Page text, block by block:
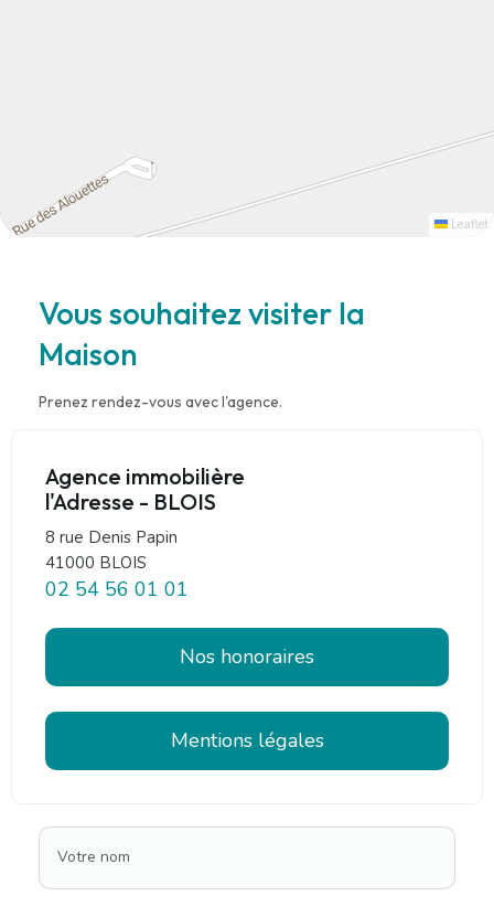
Leaflet
Vous souhaitez visiter la
Maison
Prenez rendez-vous avec l'agence.
Agence immobilière
l'Adresse - BLOIS
8 rue Denis Papin
41000 BLOIS
02 54 56 01 01
Nos honoraires
Mentions légales
Votre nom